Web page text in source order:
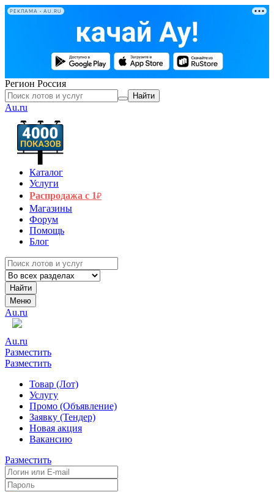
РЕКЛАМА • AU.RU
Регион Россия
Найти
Au.ru
Каталог
Услуги
Распродажа с 1₽
Магазины
Форум
Помощь
Блог
Найти
Меню
Au.ru
Au.ru
Разместить
Разместить
Товар (Лот)
Услугу
Промо (Объявление)
Заявку (Тендер)
Новая акция
Вакансию
Разместить